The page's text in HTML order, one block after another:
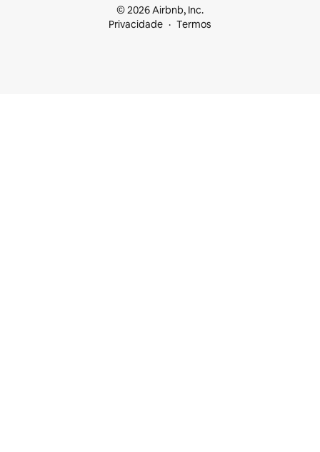
© 2026 Airbnb, Inc.
Privacidade
Termos